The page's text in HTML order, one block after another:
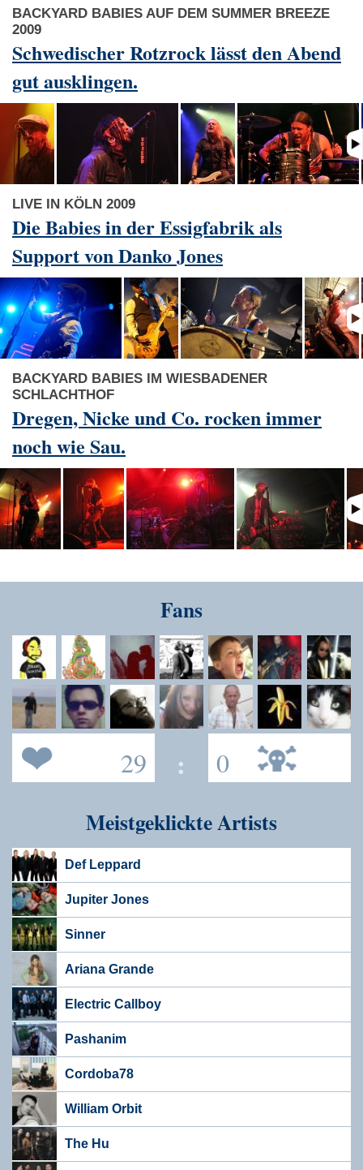
BACKYARD BABIES AUF DEM SUMMER BREEZE
2009
Schwedischer Rotzrock lässt den Abend
gut ausklingen.
LIVE IN KÖLN 2009
Die Babies in der Essigfabrik als
Support von Danko Jones
BACKYARD BABIES IM WIESBADENER
SCHLACHTHOF
Dregen, Nicke und Co. rocken immer
noch wie Sau.
Fans
29 : 0
Meistgeklickte Artists
Def Leppard
Jupiter Jones
Sinner
Ariana Grande
Electric Callboy
Pashanim
Cordoba78
William Orbit
The Hu